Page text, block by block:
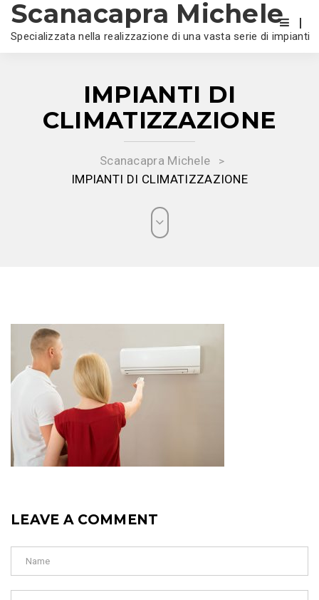
Scanacapra Michele
Specializzata nella realizzazione di una vasta serie di impianti
IMPIANTI DI
CLIMATIZZAZIONE
Scanacapra Michele >
IMPIANTI DI CLIMATIZZAZIONE
LEAVE A COMMENT